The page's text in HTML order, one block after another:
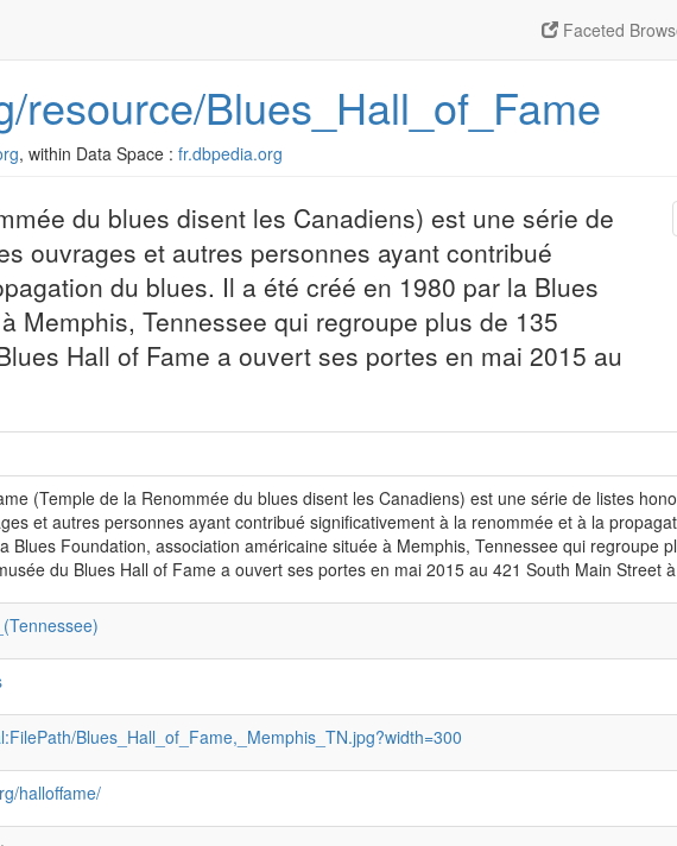
Faceted
resource/Blues_Hall_of_Fame
, within Data Space : fr.dbpedia.org
du blues disent les Canadiens) est une série de
ouvrages et autres personnes ayant contribué
du blues. Il a été créé en 1980 par la Blues
Memphis, Tennessee qui regroupe plus de 135
Hall of Fame a ouvert ses portes en mai 2015 au
(Temple de la Renommée du blues disent les Canadiens) est une série de listes
et autres personnes ayant contribué significativement à la renommée et à la
Blues Foundation, association américaine située à Memphis, Tennessee qui regroupe
du Blues Hall of Fame a ouvert ses portes en mai 2015 au 421 South Main Street
Blues_Hall_of_Fame,_Memphis_TN.jpg?width=300
halloffame/